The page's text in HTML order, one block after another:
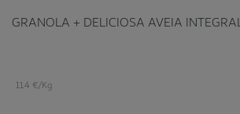
Link
para
GRANOLA + DELICIOSA AVEIA INTEGRAL
11.4 €/Kg